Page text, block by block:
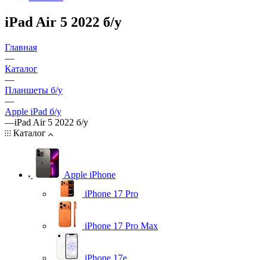
iPad Air 5 2022 б/у
Главная
—
Каталог
—
Планшеты б/у
—
Apple iPad б/у
—iPad Air 5 2022 б/у
Каталог
Apple iPhone
iPhone 17 Pro
iPhone 17 Pro Max
iPhone 17e